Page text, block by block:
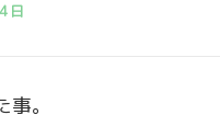
日
。